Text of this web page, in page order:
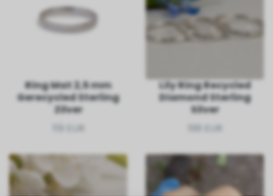
Ring Mat 2,5 mm
Gerecycled Sterling
Zilver
119 EUR
Lily Ring Recycled
Diamond Sterling
Silver
199 EUR